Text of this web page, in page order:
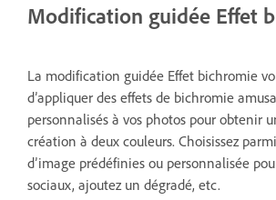
Modification guidée Effet
La modification guidée Effet bichromie
d’appliquer des effets de bichromie
personnalisés à vos photos pour obtenir
création à deux couleurs. Choisissez
d’image prédéfinies ou personnalisée
sociaux, ajoutez un dégradé, etc.